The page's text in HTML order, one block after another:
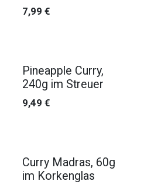
7,99 €
Pineapple Curry,
240g im Streuer
9,49 €
Curry Madras, 60g
im Korkenglas